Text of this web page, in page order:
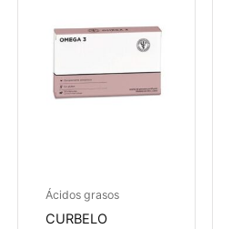
Ácidos grasos
CURBELO